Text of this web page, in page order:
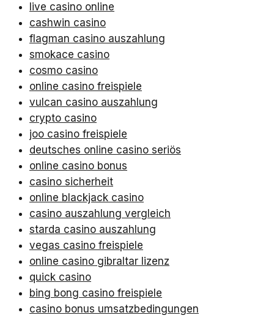
live casino online
cashwin casino
flagman casino auszahlung
smokace casino
cosmo casino
online casino freispiele
vulcan casino auszahlung
crypto casino
joo casino freispiele
deutsches online casino seriös
online casino bonus
casino sicherheit
online blackjack casino
casino auszahlung vergleich
starda casino auszahlung
vegas casino freispiele
online casino gibraltar lizenz
quick casino
bing bong casino freispiele
casino bonus umsatzbedingungen